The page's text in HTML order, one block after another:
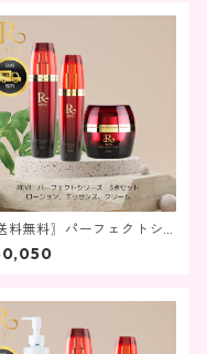
料無料〗パーフェクトシ
ズ3点セット